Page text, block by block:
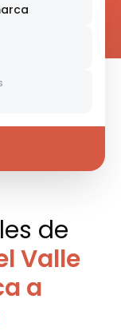
de
Valle
a